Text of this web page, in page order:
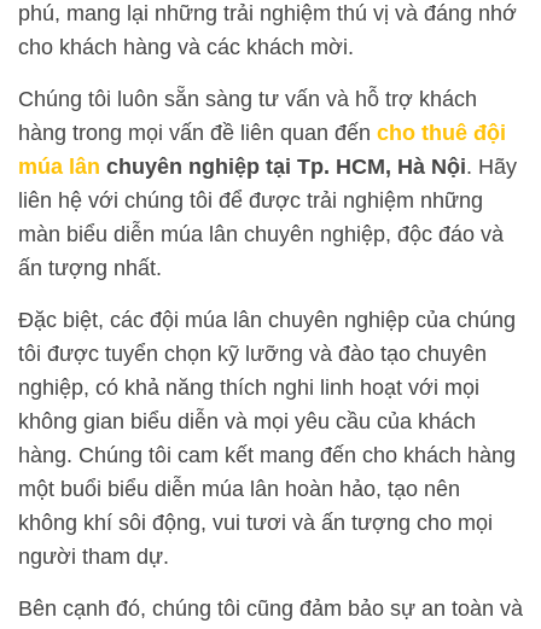
phú, mang lại những trải nghiệm thú vị và đáng nhớ
cho khách hàng và các khách mời.
Chúng tôi luôn sẵn sàng tư vấn và hỗ trợ khách
hàng trong mọi vấn đề liên quan đến cho thuê đội
múa lân chuyên nghiệp tại Tp. HCM, Hà Nội. Hãy
liên hệ với chúng tôi để được trải nghiệm những
màn biểu diễn múa lân chuyên nghiệp, độc đáo và
ấn tượng nhất.
Đặc biệt, các đội múa lân chuyên nghiệp của chúng
tôi được tuyển chọn kỹ lưỡng và đào tạo chuyên
nghiệp, có khả năng thích nghi linh hoạt với mọi
không gian biểu diễn và mọi yêu cầu của khách
hàng. Chúng tôi cam kết mang đến cho khách hàng
một buổi biểu diễn múa lân hoàn hảo, tạo nên
không khí sôi động, vui tươi và ấn tượng cho mọi
người tham dự.
Bên cạnh đó, chúng tôi cũng đảm bảo sự an toàn và